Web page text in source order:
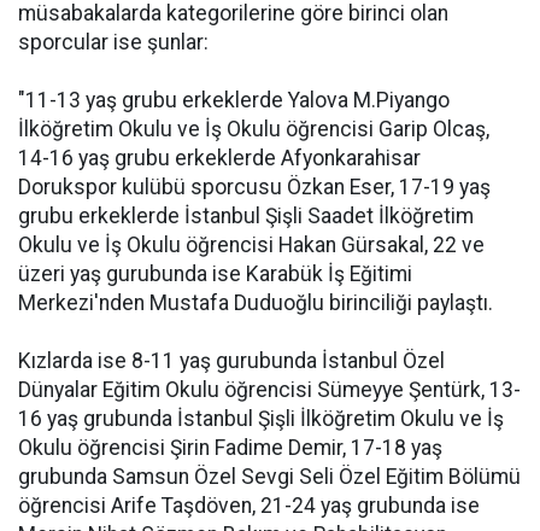
müsabakalarda kategorilerine göre birinci olan
sporcular ise şunlar:
"11-13 yaş grubu erkeklerde Yalova M.Piyango
İlköğretim Okulu ve İş Okulu öğrencisi Garip Olcaş,
14-16 yaş grubu erkeklerde Afyonkarahisar
Dorukspor kulübü sporcusu Özkan Eser, 17-19 yaş
grubu erkeklerde İstanbul Şişli Saadet İlköğretim
Okulu ve İş Okulu öğrencisi Hakan Gürsakal, 22 ve
üzeri yaş gurubunda ise Karabük İş Eğitimi
Merkezi'nden Mustafa Duduoğlu birinciliği paylaştı.
Kızlarda ise 8-11 yaş gurubunda İstanbul Özel
Dünyalar Eğitim Okulu öğrencisi Sümeyye Şentürk, 13-
16 yaş grubunda İstanbul Şişli İlköğretim Okulu ve İş
Okulu öğrencisi Şirin Fadime Demir, 17-18 yaş
grubunda Samsun Özel Sevgi Seli Özel Eğitim Bölümü
öğrencisi Arife Taşdöven, 21-24 yaş grubunda ise